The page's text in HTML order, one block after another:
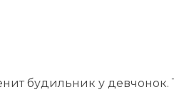
будильник у